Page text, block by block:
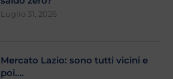
Luglio 31, 2026
Mercato Lazio: sono tutti vicini e
poi….